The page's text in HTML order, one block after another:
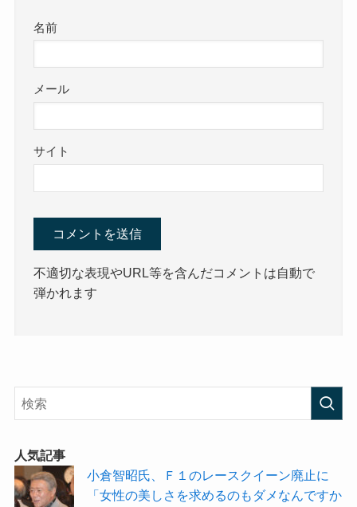
名前
メール
サイト
不適切な表現やURL等を含んだコメントは自動で
弾かれます
人気記事
小倉智昭氏、Ｆ１のレースクイーン廃止に
「女性の美しさを求めるのもダメなんですか